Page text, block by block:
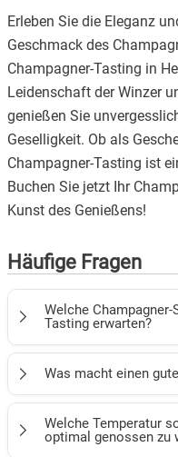
Erleben Sie die Eleganz
Geschmack des
Champagner-Tasting in
Leidenschaft der Winzer
genießen Sie
Geselligkeit. Ob als
Champagner-Tasting ist
Buchen Sie jetzt Ihr
Kunst des Genießens!
Häufige Fragen
Welche
Tasting erwarten?
eine Vielzahl von
variiert je nach
Was macht einen
Komplexität, Balance
Welche Temperatur
optimal genossen zu